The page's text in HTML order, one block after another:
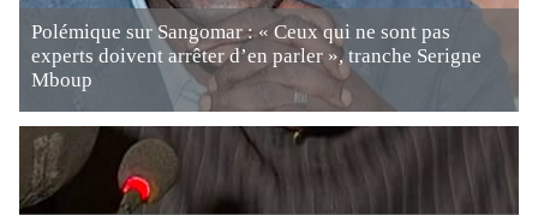
Polémique sur Sangomar : « Ceux qui ne sont pas
experts doivent arrêter d’en parler », tranche Serigne
Mboup